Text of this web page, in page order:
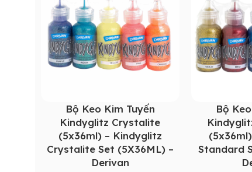
Bộ Keo Kim Tuyến
Kindyglitz Crystalite
(5x36ml) – Kindyglitz
Crystalite Set (5X36ML) –
Derivan
Bộ
Standard